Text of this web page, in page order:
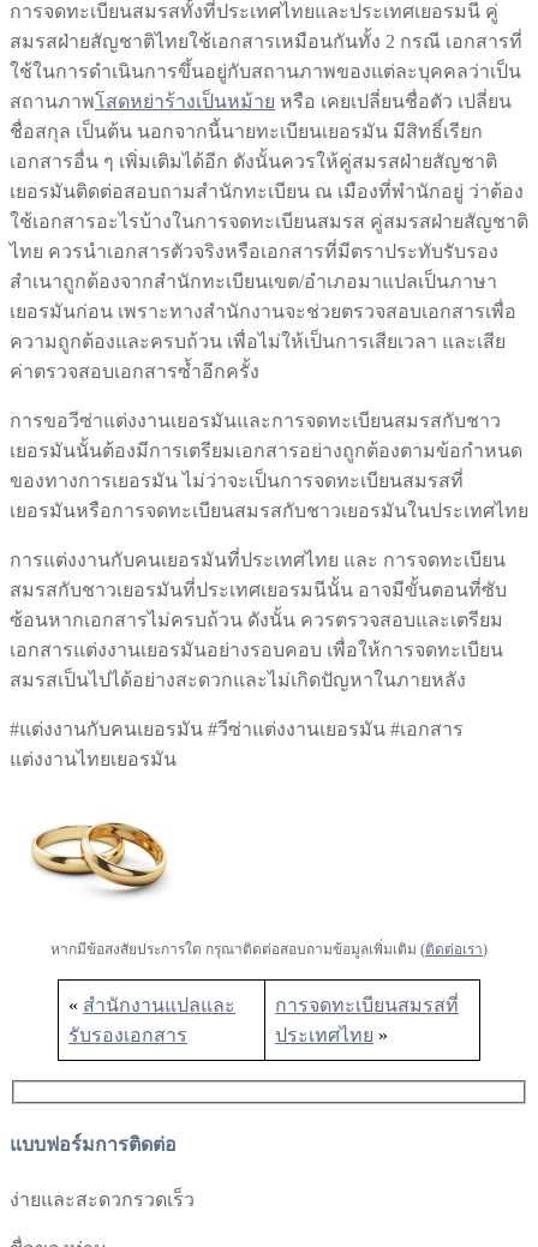
การจดทะเบียนสมรสทั้งที่ประเทศไทยและประเทศเยอรมนี คู่
สมรสฝ่ายสัญชาติไทยใช้เอกสารเหมือนกันทั้ง 2 กรณี เอกสารที่
ใช้ในการดำเนินการขึ้นอยู่กับสถานภาพของแต่ละบุคคลว่าเป็น
สถานภาพโสดหย่าร้างเป็นหม้าย หรือ เคยเปลี่ยนชื่อตัว เปลี่ยน
ชื่อสกุล เป็นต้น นอกจากนี้นายทะเบียนเยอรมัน มีสิทธิ์เรียก
เอกสารอื่น ๆ เพิ่มเติมได้อีก ดังนั้นควรให้คู่สมรสฝ่ายสัญชาติ
เยอรมันติดต่อสอบถามสำนักทะเบียน ณ เมืองที่พำนักอยู่ ว่าต้อง
ใช้เอกสารอะไรบ้างในการจดทะเบียนสมรส คู่สมรสฝ่ายสัญชาติ
ไทย ควรนำเอกสารตัวจริงหรือเอกสารที่มีตราประทับรับรอง
สำเนาถูกต้องจากสำนักทะเบียนเขต/อำเภอมาแปลเป็นภาษา
เยอรมันก่อน เพราะทางสำนักงานจะช่วยตรวจสอบเอกสารเพื่อ
ความถูกต้องและครบถ้วน เพื่อไม่ให้เป็นการเสียเวลา และเสีย
ค่าตรวจสอบเอกสารซ้ำอีกครั้ง
การขอวีซ่าแต่งงานเยอรมันและการจดทะเบียนสมรสกับชาว
เยอรมันนั้นต้องมีการเตรียมเอกสารอย่างถูกต้องตามข้อกำหนด
ของทางการเยอรมัน ไม่ว่าจะเป็นการจดทะเบียนสมรสที่
เยอรมันหรือการจดทะเบียนสมรสกับชาวเยอรมันในประเทศไทย
การแต่งงานกับคนเยอรมันที่ประเทศไทย และ การจดทะเบียน
สมรสกับชาวเยอรมันที่ประเทศเยอรมนีนั้น อาจมีขั้นตอนที่ซับ
ซ้อนหากเอกสารไม่ครบถ้วน ดังนั้น ควรตรวจสอบและเตรียม
เอกสารแต่งงานเยอรมันอย่างรอบคอบ เพื่อให้การจดทะเบียน
สมรสเป็นไปได้อย่างสะดวกและไม่เกิดปัญหาในภายหลัง
#แต่งงานกับคนเยอรมัน #วีซ่าแต่งงานเยอรมัน #เอกสาร
แต่งงานไทยเยอรมัน
หากมีข้อสงสัยประการใด กรุณาติดต่อสอบถามข้อมูลเพิ่มเติม (ติดต่อเรา)
« สำนักงานแปลและ
รับรองเอกสาร
การจดทะเบียนสมรสที่
ประเทศไทย »
แบบฟอร์มการติดต่อ
ง่ายและสะดวกรวดเร็ว